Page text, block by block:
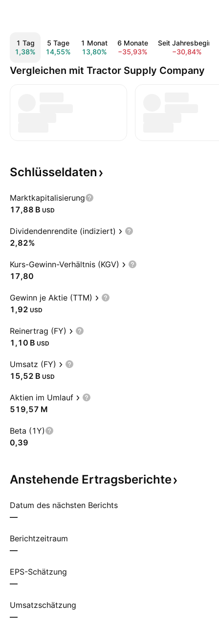
1 Tag
1,38%
5 Tage
14,55%
1 Monat
13,80%
6 Monate
−35,93%
Seit Jahresbeginn
−30,84%
Vergleichen mit Tractor Supply Company
Schlüsseldaten
Marktkapitalisierung
‪17,88 B‬ USD
Dividendenrendite (indiziert)
2,82%
Kurs-Gewinn-Verhältnis (KGV)
17,80
Gewinn je Aktie (TTM)
1,92 USD
Reinertrag (FY)
‪1,10 B‬ USD
Umsatz (FY)
‪15,52 B‬ USD
Aktien im Umlauf
‪519,57 M‬
Beta (1Y)
0,39
Anstehende Ertragsberichte
Datum des nächsten Berichts
—
Berichtzeitraum
—
EPS-Schätzung
—
Umsatzschätzung
—